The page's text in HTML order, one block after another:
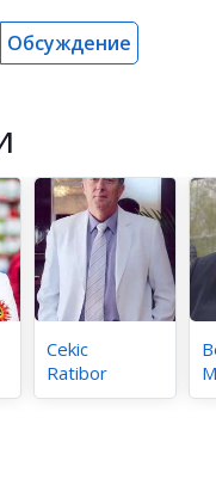
Обсуждение
Cekic
Ratibor